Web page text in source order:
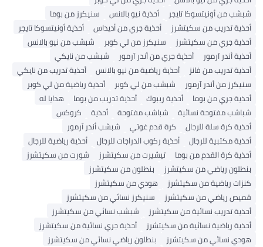
شبشب من أونيتسوكا تايجر
أحذية نيو بالانس
سنيكرز من بوما
أحذية تدريب من سكيتشرز
أحذية جري من أديداس
أحذية أونيتسوكا تايجر
أحذية جري من سكيتشرز
سنيكرز من لي كوبر
شبشب من نيو بالانس
أحذية أندر آرمور
أحذية جري من أندر آرمور
شبشب من نايكي
أحذية تدريب من فانز
أحذية رياضية من نيو بالانس
أحذية تدريب من نايكي
سنيكرز من أندر آرمور
شبشب من لي كوبر
أحذية رياضية من لي كوبر
أحذية جري من بوما
أحذية ريبوك أحذية تدريب من بوما
هدايا له
شباشب مفتوحة نسائية
شباشب مفتوحة أحذية
كروكس
أحذية كرة سلة للرجال
كرة قدم غوتي
شبشب أندر آرمور
أحذية مكتبية للرجال
أحذية ركوب الدراجات للرجال
أحذية رياضية للرجال
أحذية كرة القدم من بوما
تيشيرت من سكيتشرز
شورت من سكيتشرز
بنطلون رياضي من سكيتشرز
بنطلون من سكيتشرز
كنزات رياضية من سكيتشرز
هودي من سكيتشرز
قميص رياضي من سكيتشرز
سنيكرز نسائي من سكيتشرز
أحذية تدريب نسائية من سكيتشرز
شبشب نسائي من سكيتشرز
أحذية رياضية نسائية من سكيتشرز
أحذية جري نسائية من سكيتشرز
هودي نسائي من سكيتشرز
بنطلون رياضي نسائي من سكيتشرز